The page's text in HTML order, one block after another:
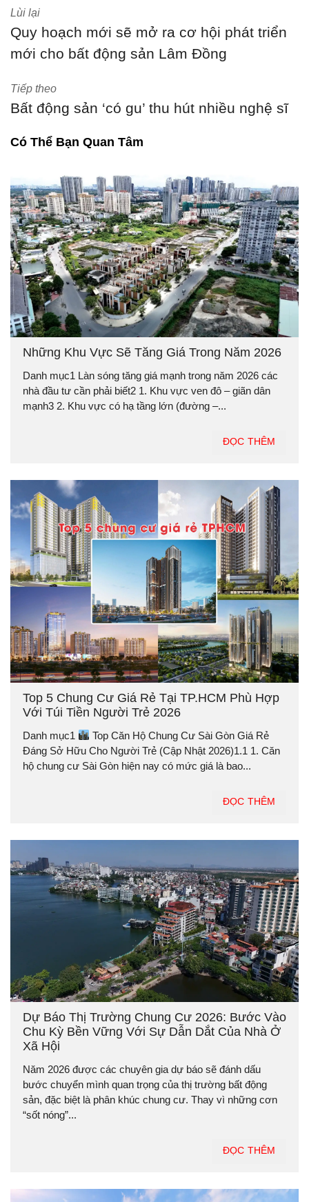
Lùi lại
Quy hoạch mới sẽ mở ra cơ hội phát triển
mới cho bất động sản Lâm Đồng
Tiếp theo
Bất động sản ‘có gu’ thu hút nhiều nghệ sĩ
Có Thể Bạn Quan Tâm
Những Khu Vực Sẽ Tăng Giá Trong Năm 2026
Danh mục1 Làn sóng tăng giá mạnh trong năm 2026 các
nhà đầu tư cần phải biết2 1. Khu vực ven đô – giãn dân
mạnh3 2. Khu vực có hạ tầng lớn (đường –...
ĐỌC THÊM
Top 5 Chung Cư Giá Rẻ Tại TP.HCM Phù Hợp
Với Túi Tiền Người Trẻ 2026
Danh mục1
Top Căn Hộ Chung Cư Sài Gòn Giá Rẻ
Đáng Sở Hữu Cho Người Trẻ (Cập Nhật 2026)1.1 1. Căn
hộ chung cư Sài Gòn hiện nay có mức giá là bao...
ĐỌC THÊM
Dự Báo Thị Trường Chung Cư 2026: Bước Vào
Chu Kỳ Bền Vững Với Sự Dẫn Dắt Của Nhà Ở
Xã Hội
Năm 2026 được các chuyên gia dự báo sẽ đánh dấu
bước chuyển mình quan trọng của thị trường bất động
sản, đặc biệt là phân khúc chung cư. Thay vì những cơn
“sốt nóng”...
ĐỌC THÊM